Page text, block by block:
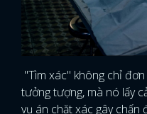
"Tìm xác" không chỉ
tưởng tượng, mà nó lấy
vụ án chặt xác gây chấn